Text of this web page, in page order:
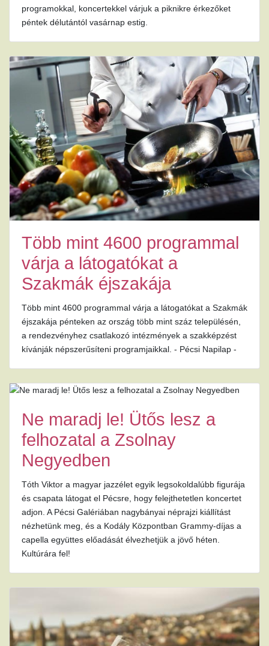
programokkal, koncertekkel várjuk a piknikre érkezőket
péntek délutántól vasárnap estig.
Több mint 4600 programmal
várja a látogatókat a
Szakmák éjszakája
Több mint 4600 programmal várja a látogatókat a Szakmák
éjszakája pénteken az ország több mint száz településén,
a rendezvényhez csatlakozó intézmények a szakképzést
kívánják népszerűsíteni programjaikkal. - Pécsi Napilap -
Ne maradj le! Ütős lesz a
felhozatal a Zsolnay
Negyedben
Tóth Viktor a magyar jazzélet egyik legsokoldalúbb figurája
és csapata látogat el Pécsre, hogy felejthetetlen koncertet
adjon. A Pécsi Galériában nagybányai néprajzi kiállítást
nézhetünk meg, és a Kodály Központban Grammy-díjas a
capella együttes előadását élvezhetjük a jövő héten.
Kultúrára fel!